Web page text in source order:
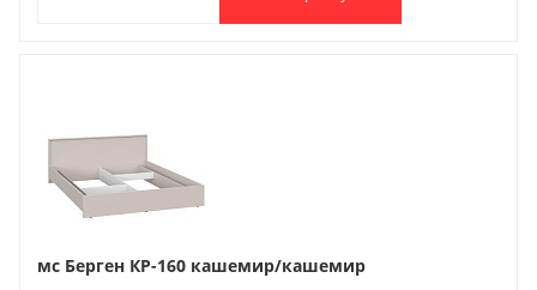
мс Берген КР-160 кашемир/кашемир